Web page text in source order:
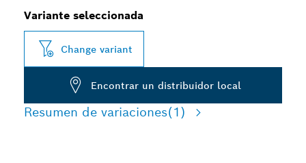
Variante seleccionada
Change variant
Encontrar un distribuidor local
Resumen de variaciones(1)